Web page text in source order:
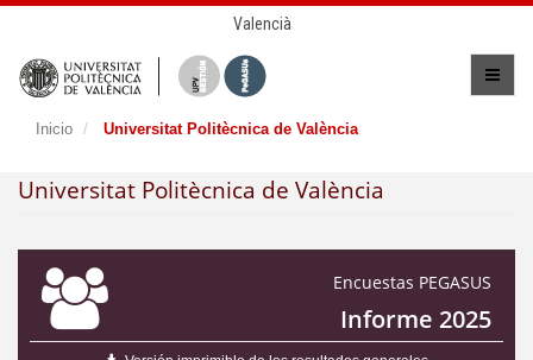
Valencià
Inicio Universitat Politècnica de València
Universitat Politècnica de València
Encuestas PEGASUS
Informe 2025